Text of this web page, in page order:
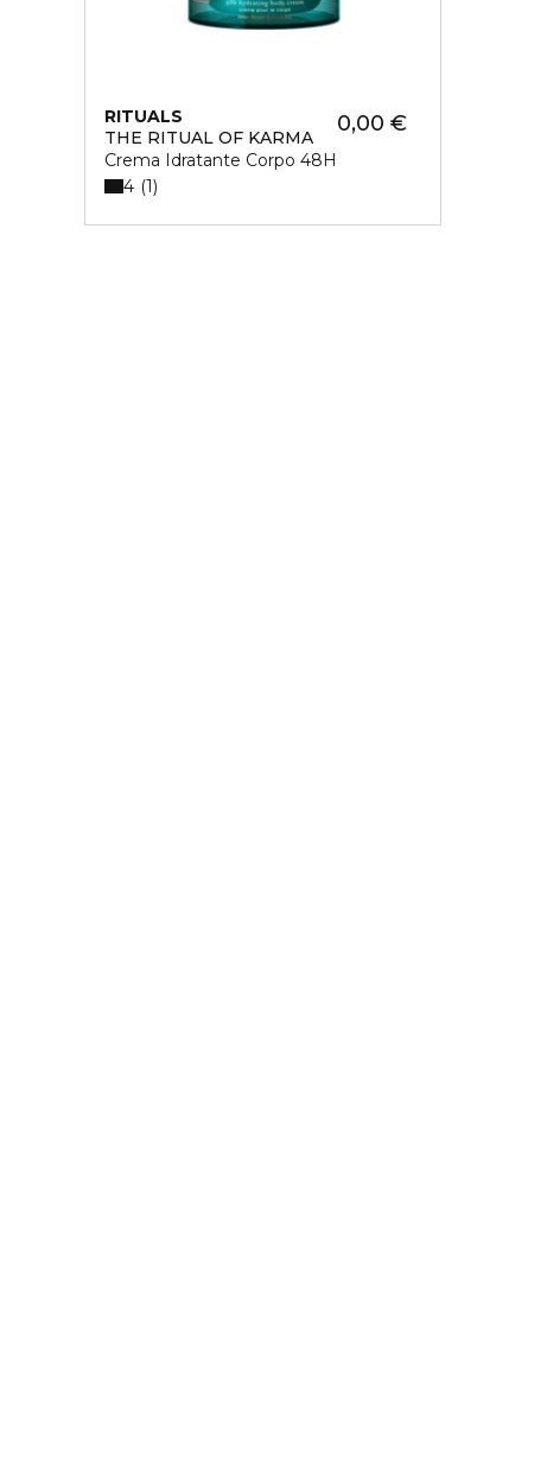
RITUALS
THE RITUAL OF KARMA
Crema Idratante Corpo 48H
0,00 €
4 1